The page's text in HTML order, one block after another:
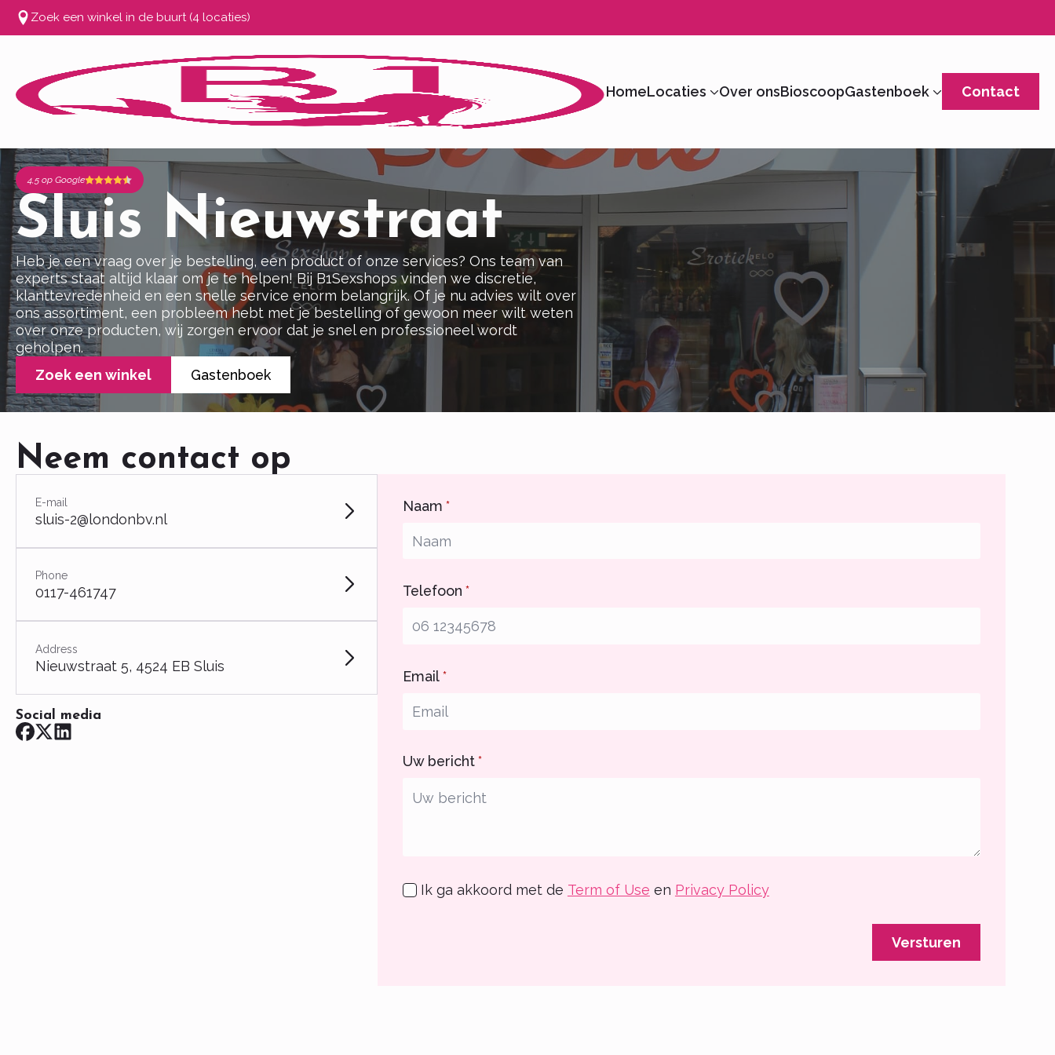
Zoek een winkel in de buurt (4 locaties)
HomeLocaties Over onsBioscoopGastenboek Contact
4,5 op Google
Sluis Nieuwstraat
Heb je een vraag over je bestelling, een product of onze services? Ons team van
experts staat altijd klaar om je te helpen! Bij B1Sexshops vinden we discretie,
klanttevredenheid en een snelle service enorm belangrijk. Of je nu advies wilt over
ons assortiment, een probleem hebt met je bestelling of gewoon meer wilt weten
over onze producten, wij zorgen ervoor dat je snel en professioneel wordt
geholpen.
Zoek een winkel
Gastenboek
Neem contact op
E-mail
sluis-2@londonbv.nl
Phone
0117-461747
Address
Nieuwstraat 5, 4524 EB Sluis
Social media
Naam *
Telefoon *
Email*
Uw bericht*
Ik ga akkoord met de Term of Use en Privacy Policy
Versturen